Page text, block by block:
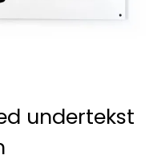
undertekst